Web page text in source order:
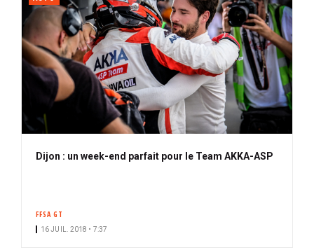
Dijon : un week-end parfait pour le Team AKKA-ASP
FFSA GT
16 JUIL. 2018 • 7:37